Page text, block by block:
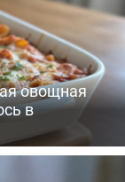
овощная
в